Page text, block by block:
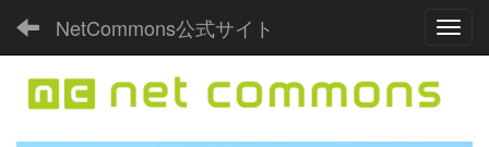
NetCommons公式サイト